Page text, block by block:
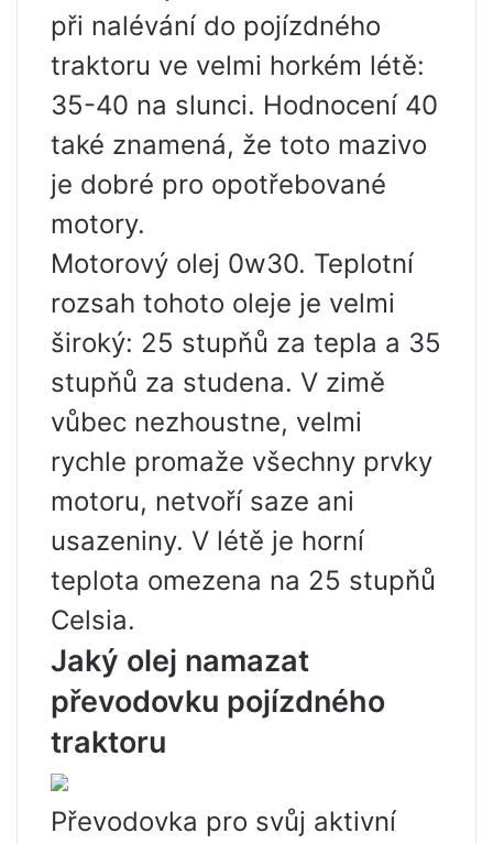
při nalévání do pojízdného
traktoru ve velmi horkém létě:
35-40 na slunci. Hodnocení 40
také znamená, že toto mazivo
je dobré pro opotřebované
motory.
Motorový olej 0w30. Teplotní
rozsah tohoto oleje je velmi
široký: 25 stupňů za tepla a 35
stupňů za studena. V zimě
vůbec nezhoustne, velmi
rychle promaže všechny prvky
motoru, netvoří saze ani
usazeniny. V létě je horní
teplota omezena na 25 stupňů
Celsia.
Jaký olej namazat
převodovku pojízdného
traktoru
Převodovka pro svůj aktivní